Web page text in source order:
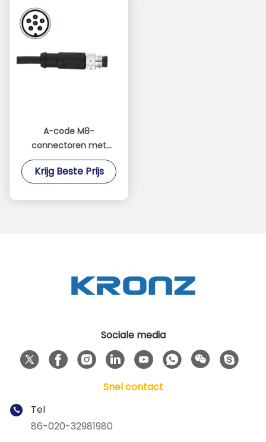
A-code M8-
connectoren met
vooraf gemonteerde 2
M-kabel rechte
code 30V
Krijg Beste Prijs
Sociale media
Snel contact
Tel
86-020-32981980